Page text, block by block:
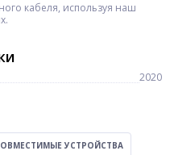
кабеля, используя наш
2020
УСТРОЙСТВА